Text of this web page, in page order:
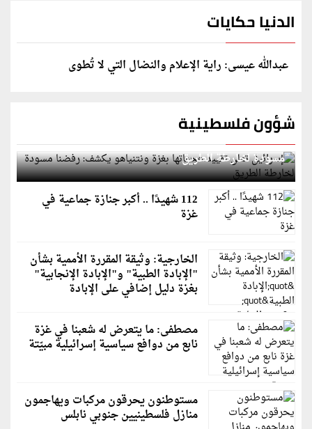
الدنيا حكايات
عبدالله عيسى: راية الإعلام والنضال التي لا تُطوى
شؤون فلسطينية
إسرائيل تعلن تقييد هجماتها بغزة ونتنياهو يكشف: رفضنا
مسودة لخارطة الطريق
112 شهيدًا .. أكبر جنازة جماعية في
غزة
الخارجية: وثيقة المقررة الأممية بشأن
"الإبادة الطبية" و"الإبادة الإنجابية"
بغزة دليل إضافي على الإبادة
مصطفى: ما يتعرض له شعبنا في غزة
نابع من دوافع سياسية إسرائيلية مبيّتة
مستوطنون يحرقون مركبات ويهاجمون
منازل فلسطينيين جنوبي نابلس